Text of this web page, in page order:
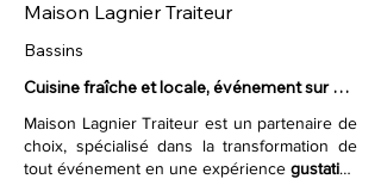
Maison Lagnier Traiteur
Bassins
Cuisine fraîche et locale, événement sur
mesure.
Maison Lagnier Traiteur est un partenaire de
choix, spécialisé dans la transformation de
tout événement en une expérience gustative